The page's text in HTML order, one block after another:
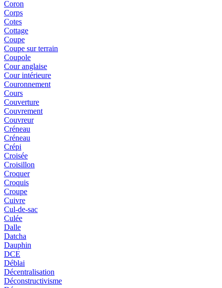
Coron
Corps
Cotes
Cottage
Coupe
Coupe sur terrain
Coupole
Cour anglaise
Cour intérieure
Couronnement
Cours
Couverture
Couvrement
Couvreur
Créneau
Créneau
Crépi
Croisée
Croisillon
Croquer
Croquis
Croupe
Cuivre
Cul-de-sac
Culée
Dalle
Datcha
Dauphin
DCE
Déblai
Décentralisation
Déconstructivisme